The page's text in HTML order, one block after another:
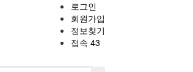
로그인
회원가입
정보찾기
접속 43